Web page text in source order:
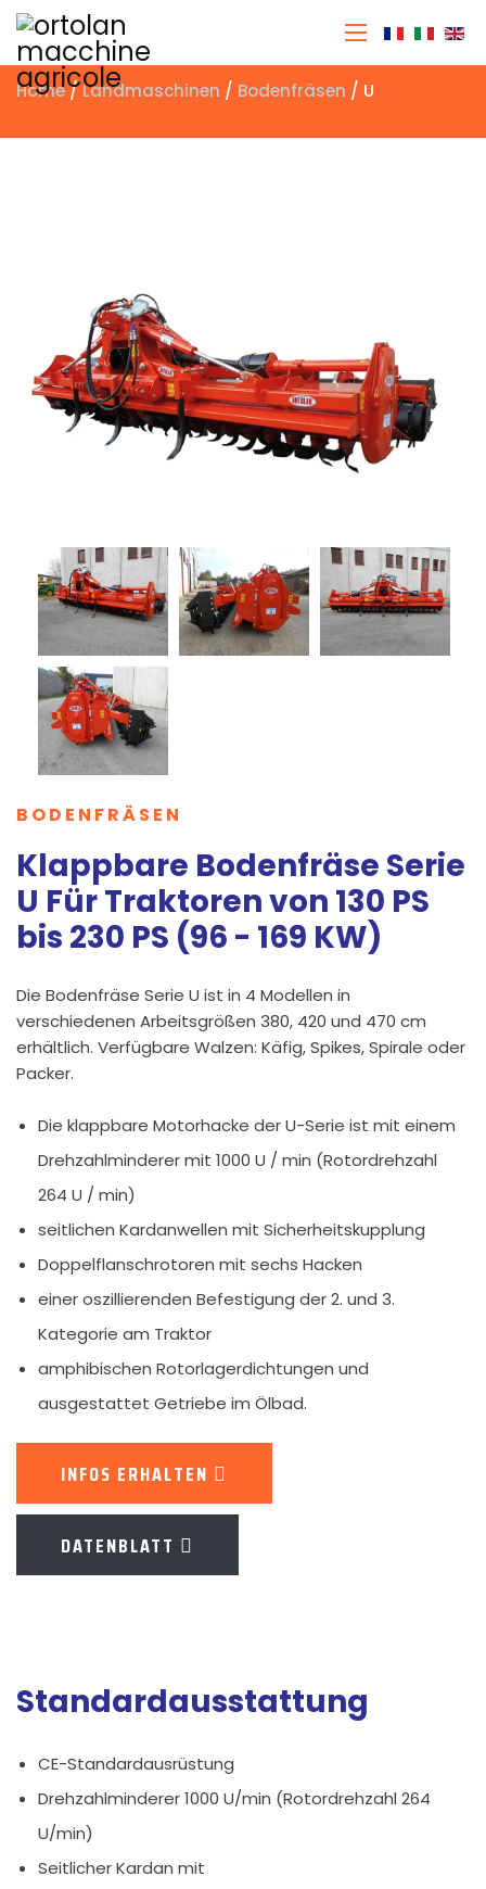
Sprache
Home/Landmaschinen / Bodenfräsen / U
BODENFRÄSEN
Klappbare Bodenfräse Serie
U Für Traktoren von 130 PS
bis 230 PS (96 - 169 KW)
Die Bodenfräse Serie U ist in 4 Modellen in
verschiedenen Arbeitsgrößen 380, 420 und 470 cm
erhältlich. Verfügbare Walzen: Käfig, Spikes, Spirale oder
Packer.
Die klappbare Motorhacke der U-Serie ist mit einem
Drehzahlminderer mit 1000 U / min (Rotordrehzahl
264 U / min)
seitlichen Kardanwellen mit Sicherheitskupplung
Doppelflanschrotoren mit sechs Hacken
einer oszillierenden Befestigung der 2. und 3.
Kategorie am Traktor
amphibischen Rotorlagerdichtungen und
ausgestattet Getriebe im Ölbad.
INFOS ERHALTEN
DATENBLATT
Standardausstattung
CE-Standardausrüstung
Drehzahlminderer 1000 U/min (Rotordrehzahl 264
U/min)
Seitlicher Kardan mit